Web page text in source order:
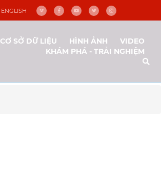
ENGLISH
CƠ SỞ DỮ LIỆU HÌNH ẢNH
VIDEO
KHÁM PHÁ - TRẢI NGHIỆM